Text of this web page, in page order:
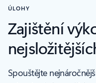
ÚLOHY
Zajištění
Spouštějte